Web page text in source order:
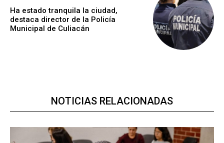
Ha estado tranquila la ciudad,
destaca director de la Policía
Municipal de Culiacán
NOTICIAS RELACIONADAS